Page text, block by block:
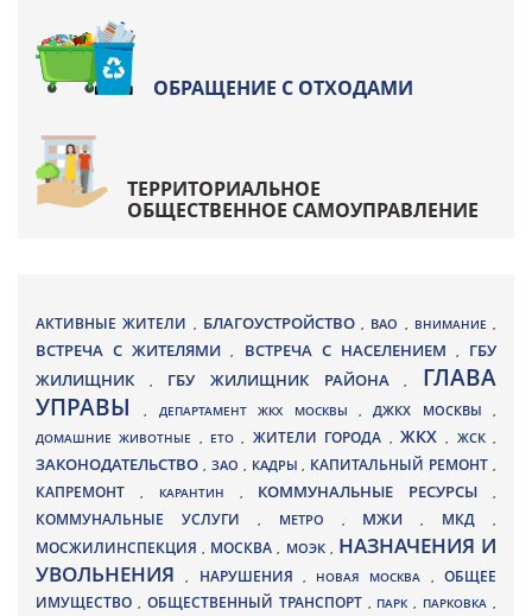
ОБРАЩЕНИЕ С ОТХОДАМИ
ТЕРРИТОРИАЛЬНОЕ
ОБЩЕСТВЕННОЕ САМОУПРАВЛЕНИЕ
АКТИВНЫЕ ЖИТЕЛИ , БЛАГОУСТРОЙСТВО , ВАО , ВНИМАНИЕ ,
ВСТРЕЧА С ЖИТЕЛЯМИ, ВСТРЕЧА С НАСЕЛЕНИЕМ , ГБУ
ЖИЛИЩНИК
, ГБУ ЖИЛИЩНИК РАЙОНА, ГЛАВА
УПРАВЫ, ДЕПАРТАМЕНТ ЖКХ МОСКВЫ ,ДЖКХ МОСКВЫ ,
ДОМАШНИЕ ЖИВОТНЫЕ , ЕТО, ЖИТЕЛИ ГОРОДА , ЖКХ, ЖСК,
ЗАКОНОДАТЕЛЬСТВО , ЗАО , КАДРЫ, КАПИТАЛЬНЫЙ РЕМОНТ ,
КАПРЕМОНТ , КАРАНТИН , КОММУНАЛЬНЫЕ РЕСУРСЫ,
КОММУНАЛЬНЫЕ УСЛУГИ , МЕТРО , МЖИ, МКД ,
МОСЖИЛИНСПЕКЦИЯ, МОСКВА , МОЭК , НАЗНАЧЕНИЯ И
УВОЛЬНЕНИЯ, НАРУШЕНИЯ , НОВАЯ МОСКВА ,ОБЩЕЕ
ИМУЩЕСТВО , ОБЩЕСТВЕННЫЙ ТРАНСПОРТ , ПАРК, ПАРКОВКА ,